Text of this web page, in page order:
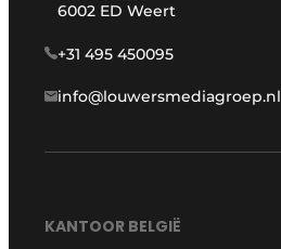
6002 ED Weert
+31 495 450095
info@louwersmediagroep.nl
KANTOOR BELGIË